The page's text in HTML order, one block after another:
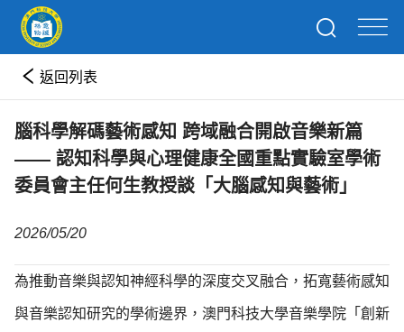
返回列表
腦科學解碼藝術感知 跨域融合開啟音樂新篇
—— 認知科學與心理健康全國重點實驗室學術
委員會主任何生教授談「大腦感知與藝術」
2026/05/20
為推動音樂與認知神經科學的深度交叉融合，拓寬藝術感知
與音樂認知研究的學術邊界，澳門科技大學音樂學院「創新